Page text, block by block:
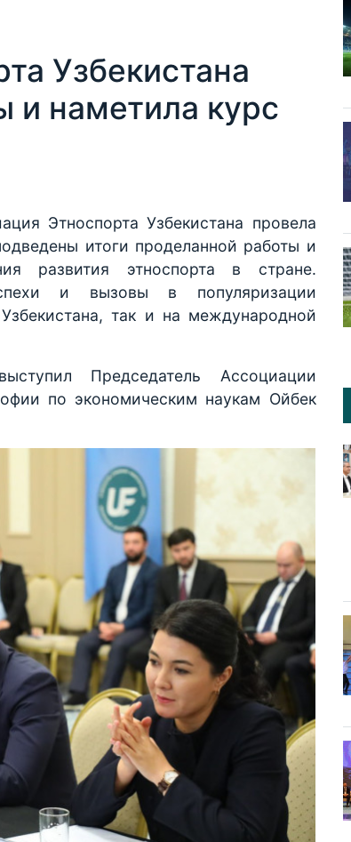
Узбекистана
и наметила курс
Этноспорта Узбекистана провела
итоги проделанной работы и
развития этноспорта в стране.
и вызовы в популяризации
так и на международной
Председатель Ассоциации
по экономическим наукам Ойбек